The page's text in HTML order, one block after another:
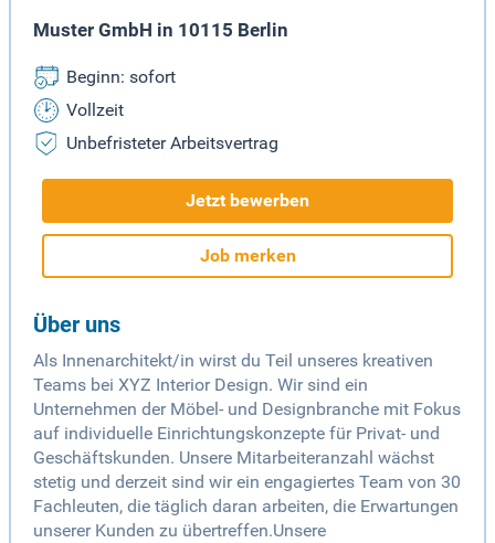
Muster GmbH in 10115 Berlin
Beginn: sofort
Vollzeit
Unbefristeter Arbeitsvertrag
Jetzt bewerben
Job merken
Über uns
Als Innenarchitekt/in wirst du Teil unseres kreativen
Teams bei XYZ Interior Design. Wir sind ein
Unternehmen der Möbel- und Designbranche mit Fokus
auf individuelle Einrichtungskonzepte für Privat- und
Geschäftskunden. Unsere Mitarbeiteranzahl wächst
stetig und derzeit sind wir ein engagiertes Team von 30
Fachleuten, die täglich daran arbeiten, die Erwartungen
unserer Kunden zu übertreffen.Unsere